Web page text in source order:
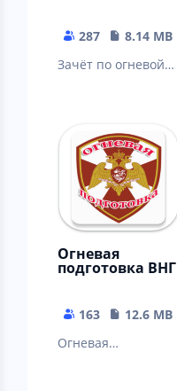
287
8.14 MB
Зачёт по огневой
Огневая
подготовка ВНГ
163
12.6 MB
Oгневая